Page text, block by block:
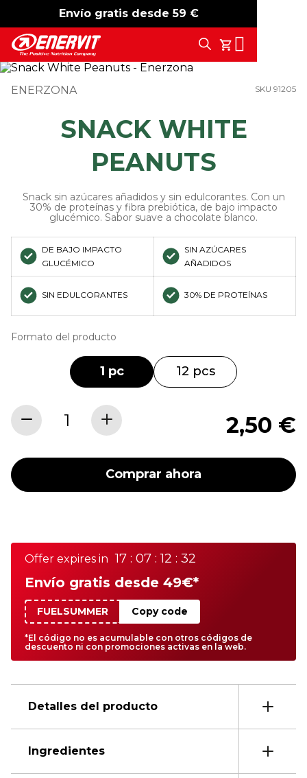
Envío gratis desde 59 €
-15% free shipping
Tu Carrito
Search
ENERZONA SKU 91205
SNACK WHITE
PEANUTS
Snack sin azúcares añadidos y sin edulcorantes. Con un
30% de proteínas y fibra prebiótica, de bajo impacto
glucémico. Sabor suave a chocolate blanco.
DE BAJO IMPACTO
GLUCÉMICO
SIN AZÚCARES
AÑADIDOS
SIN EDULCORANTES 30% DE PROTEÍNAS
Formato del producto
1 pc 12 pcs
2,50 €
Comprar ahora
Offer expires in 17 : 07 : 12 : 32
Envío gratis desde 49€*
FUELSUMMER Copy code
*El código no es acumulable con otros códigos de
descuento ni con promociones activas en la web.
Detalles del producto
Ingredientes